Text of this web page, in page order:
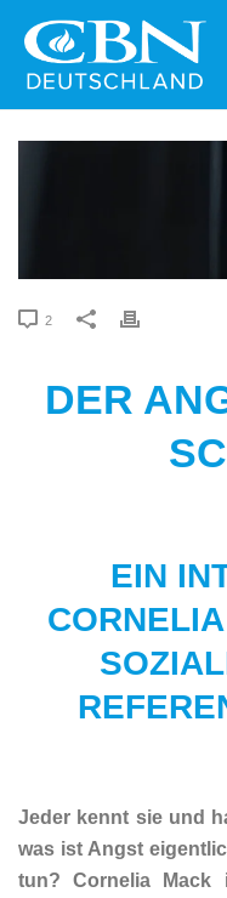
2
DER
EIN
Jeder kennt sie und
was ist Angst
tun? Cornelia Mack